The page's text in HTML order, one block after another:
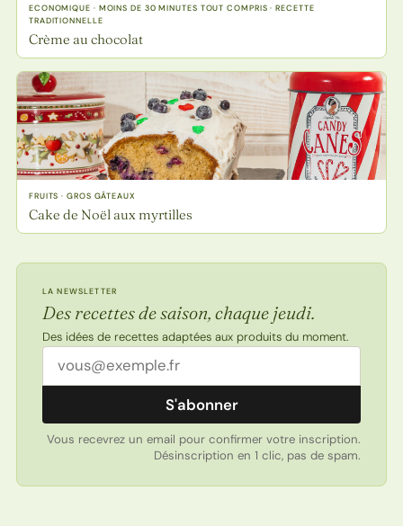
ECONOMIQUE · MOINS DE 30 MINUTES TOUT COMPRIS · RECETTE
TRADITIONNELLE
Crème au chocolat
FRUITS · GROS GÂTEAUX
Cake de Noël aux myrtilles
LA NEWSLETTER
Des recettes de saison, chaque jeudi.
Des idées de recettes adaptées aux produits du moment.
Adresse email
S'abonner
Vous recevrez un email pour confirmer votre inscription.
Désinscription en 1 clic, pas de spam.